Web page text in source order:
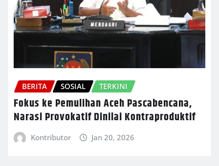
BERITA SOSIAL TERKINI
Fokus ke Pemulihan Aceh Pascabencana,
Narasi Provokatif Dinilai Kontraproduktif
Kontributor Jan 20, 2026